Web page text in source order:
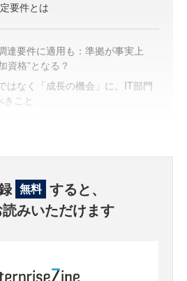
要件とは
達要件に適用も：準拠が事実上
資格”となる？
はなく「成長の機会」に。IT部門
きこと
無料 すると、
みいただけます